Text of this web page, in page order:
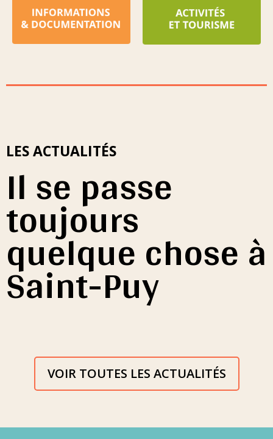
LES ACTUALITÉS
Il se passe
toujours
quelque chose à
Saint-Puy
VOIR TOUTES LES ACTUALITÉS